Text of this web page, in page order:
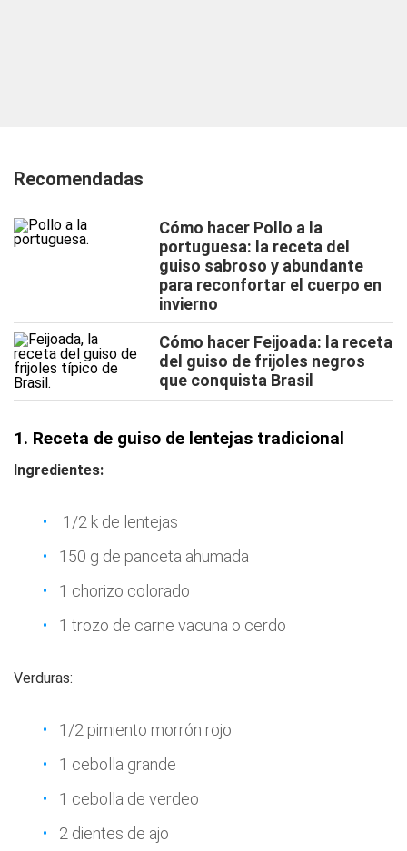
Recomendadas
Cómo hacer Pollo a la
portuguesa: la receta del
guiso sabroso y abundante
para reconfortar el cuerpo en
invierno
Cómo hacer Feijoada: la receta
del guiso de frijoles negros
que conquista Brasil
1. Receta de guiso de lentejas tradicional
Ingredientes:
1/2 k de lentejas
150 g de panceta ahumada
1 chorizo colorado
1 trozo de carne vacuna o cerdo
Verduras:
1/2 pimiento morrón rojo
1 cebolla grande
1 cebolla de verdeo
2 dientes de ajo